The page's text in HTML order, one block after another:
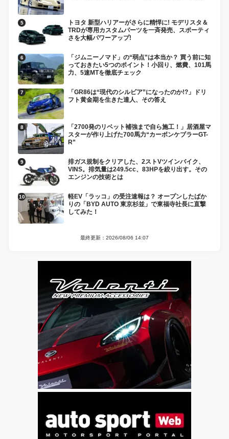
トヨタ 新型ハリアーがさらに精悍に! モデリスタ＆
TRDが専用カスタムパーツを一斉発売、スポーティ
さを大幅パワーアップ!
「ジムニーノマド」の“弱点”は本当か？ 買う前に知
っておきたい5つのポイント！小回り、燃費、101馬
力、5速MTを徹底チェック
「GR86は“現代のシルビア”になったのか!?」ドリ
フト黄金期を生きた達人、その答え
「2700発のリベット補強まで自ら施工！」居酒屋マ
スターが作り上げた700馬力“カーボンケブラーGT-
R”
排ガス規制をクリアした、2ストVツインバイク、
VINS。排気量は249.5cc、83HPを絞り出す。その
エンジンの技術とは
軽EV「ラッコ」の受注速報は？ オープンしたばか
りの「BYD AUTO 東京杉並」で東福寺社長に直撃
してみた！
最終更新：2026/08/06 14:07